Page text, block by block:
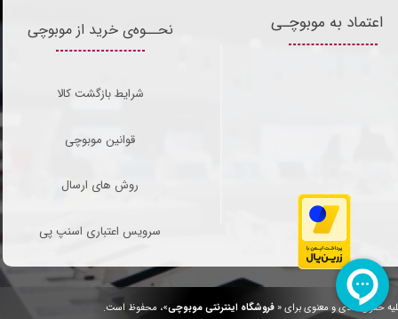
حقوق مادی و معنوی برای «فروشگاه اینترنتی موبوچی»، محفوظ است.
نحــوه‌ی خرید از موبوچی
شرایط بازگشت کالا
قوانین موبوچی
روش های ارسال
سرویس اعتباری اسنپ پی
اعتماد به موبوچـی